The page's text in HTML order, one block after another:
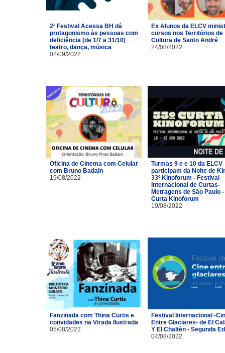
2ª Festival Acessa BH dá
protagonismo às pessoas com
deficiência (de 1/7 a 31/10) _
teatro, dança, música
02/09/2022
Ex Alunos da ELCV
cursos nos Territórios de
Cultura de Santo André
24/08/2022
Oficina de Cinema com Celular
com Bruno Badain
19/08/2022
Turmas 9 e e 10 da ELCV
participam da Noite de
33º Kinoforum - Festival
Internacional de Curtas-
Metragens de São Paulo -
Curta Kinoforum
19/08/2022
Fanzinada com Thina Curtis e
convidades na Virada Ilustrada
05/08/2022
Festival Internacional -
Entre Glaciares- de El
Y El Chaltén - Segunda
04/08/2022